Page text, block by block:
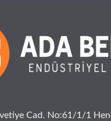
Cad. No:61/1/1